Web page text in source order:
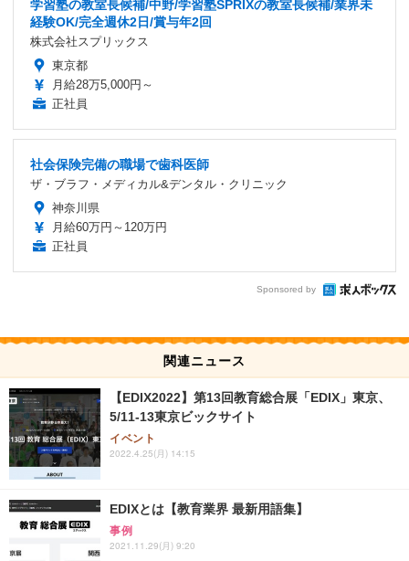
学習塾の教室長候補/中野/学習塾SPRIXの教室長候補/業界未
経験OK/完全週休2日/賞与年2回
株式会社スプリックス
東京都
月給28万5,000円～
正社員
社会保険完備の職場で歯科医師
ザ・ブラフ・メディカル&デンタル・クリニック
神奈川県
月給60万円～120万円
正社員
Sponsored by
関連ニュース
【EDIX2022】第13回教育総合展「EDIX」東京、
5/11-13東京ビックサイト
イベント
2022.4.25(月) 14:15
EDIXとは【教育業界 最新用語集】
事例
2021.11.29(月) 9:20